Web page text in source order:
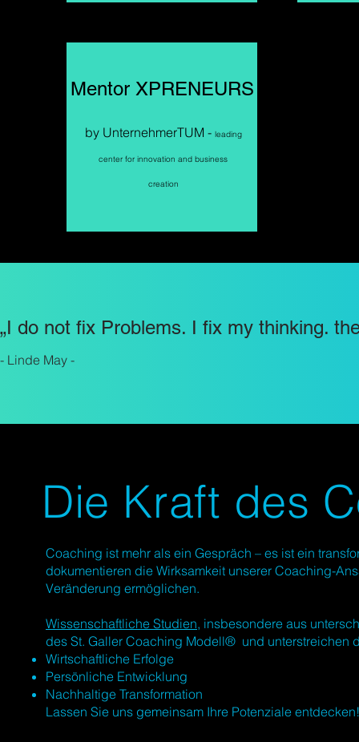
Mentor XPRENEURS
by UnternehmerTUM - leading
center for innovation and business
creation
„I do not fix Problems. I fix my thinking.
- Linde May -
Die Kraft des
Coaching ist mehr als ein Gespräch – es ist ein
dokumentieren die Wirksamkeit unserer Coaching-
Veränderung ermöglichen.
Wissenschaftliche Studien, insbesondere aus
des St. Galler Coaching Modell® und unterstreichen
Wirtschaftliche Erfolge
Persönliche Entwicklung
Nachhaltige Transformation
Lassen Sie uns gemeinsam Ihre Potenziale entdecken!